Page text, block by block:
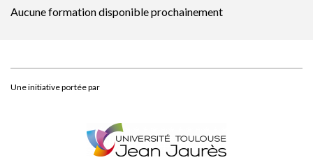
Aucune formation disponible prochainement
Une initiative portée par